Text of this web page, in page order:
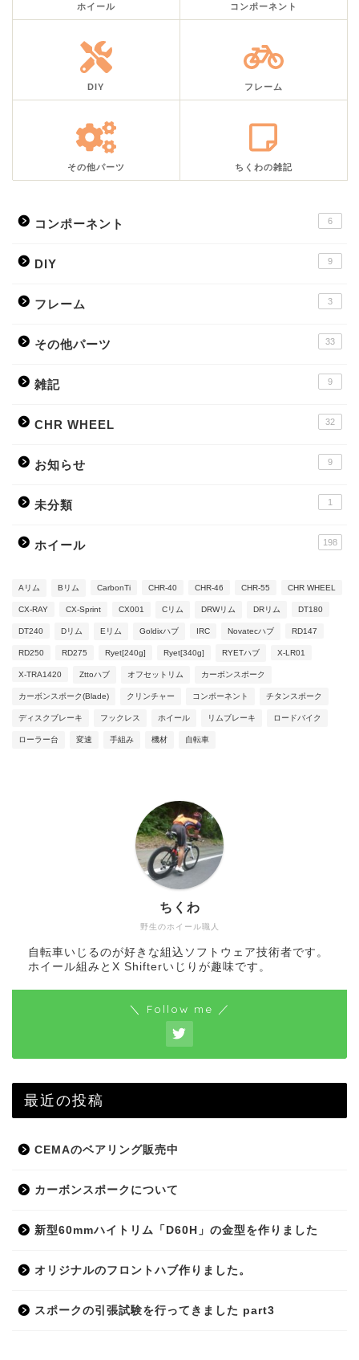
ホイール コンポーネント
DIY フレーム
その他パーツ ちくわの雑記
コンポーネント 6
DIY 9
フレーム 3
その他パーツ 33
雑記 9
CHR WHEEL 32
お知らせ 9
未分類 1
ホイール 198
Aリム Bリム CarbonTi CHR-40 CHR-46 CHR-55 CHR WHEEL
CX-RAY CX-Sprint CX001 Cリム DRWリム DRリム DT180
DT240 Dリム Eリム Goldixハブ IRC Novatecハブ RD147
RD250 RD275 Ryet[240g] Ryet[340g] RYETハブ X-LR01
X-TRA1420 Zttoハブ オフセットリム カーボンスポーク
カーボンスポーク(Blade) クリンチャー コンポーネント チタンスポーク
ディスクブレーキ フックレス ホイール リムブレーキ ロードバイク
ローラー台 変速 手組み 機材 自転車
野生のホイール職人
ちくわ
自転車いじるのが好きな組込ソフトウェア技術者です。
ホイール組みとX Shifterいじりが趣味です。
＼ Follow me ／
最近の投稿
CEMAのベアリング販売中
カーボンスポークについて
新型60mmハイトリム「D60H」の金型を作りました
オリジナルのフロントハブ作りました。
スポークの引張試験を行ってきました part3